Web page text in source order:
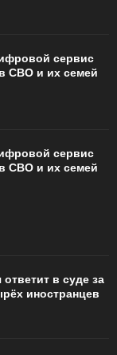
сервис
СВО и их семей
сервис
СВО и их семей
в суде за
иностранцев